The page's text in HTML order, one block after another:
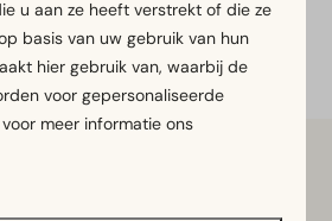
website van EuroParcs Het
Bos
u aan ze heeft verstrekt of die ze
basis van uw gebruik van hun
hier gebruik van, waarbij de
voor gepersonaliseerde
meer informatie ons